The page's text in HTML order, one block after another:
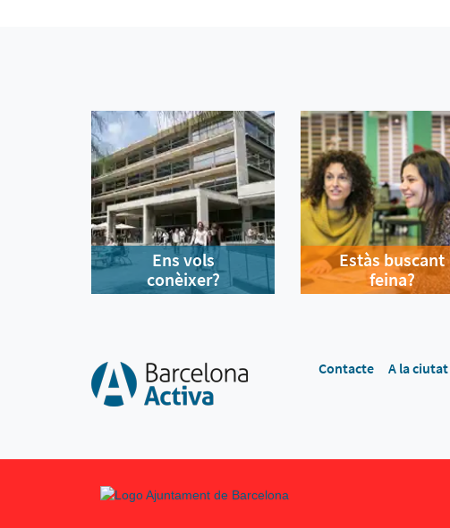
Ens vols
conèixer?
Estàs buscant
feina?
Contacte A la ciutat